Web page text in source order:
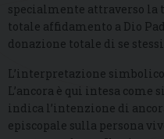
specialmente attraverso
totale affidamento a Dio
donazione totale di se stessi.
L’interpretazione
L’ancora è qui intesa come
indica l’intenzione di
episcopale sulla persona